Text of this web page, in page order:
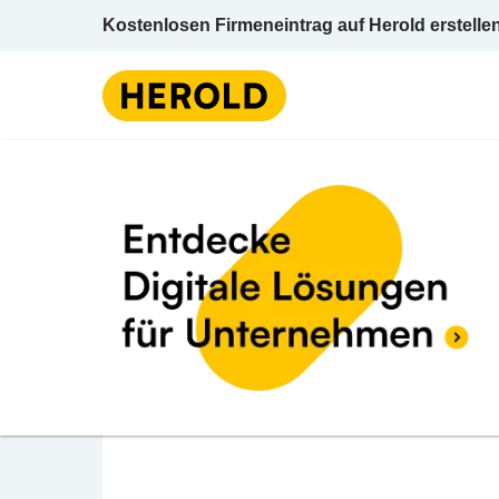
Kostenlosen Firmeneintrag auf Herold
BEWERTUNG ABGEBEN
Nah & Firsch
Teichwiese 1 3295 Gaming Scheibbs
Lebensmittel / Einzelhandel